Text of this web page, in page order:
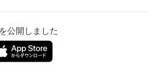
公開しました